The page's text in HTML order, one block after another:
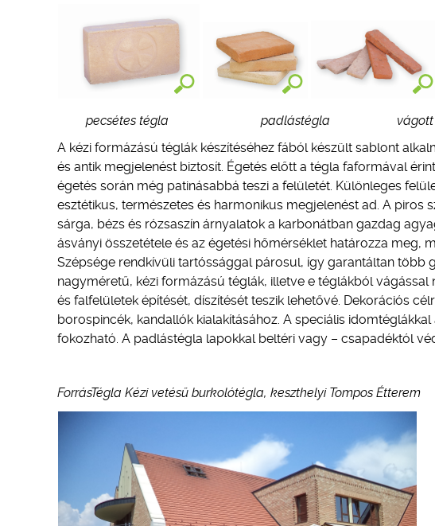
pecsétes tégla padlástégla vágott
A kézi formázású téglák készítéséhez fából készült sablont
és antik megjelenést biztosít. Égetés előtt a tégla faformával
égetés során még patinásabbá teszi a felületét. Különleges
esztétikus, természetes és harmonikus megjelenést ad. A piros
sárga, bézs és rózsaszín árnyalatok a karbonátban gazdag
ásványi összetétele és az égetési hőmérséklet határozza meg,
Szépsége rendkívüli tartóssággal párosul, így garantáltan több
nagyméretű, kézi formázású téglák, illetve e téglákból
és falfelületek építését, díszítését teszik lehetővé. Dekorációs
borospincék, kandallók kialakításához. A speciális
fokozható. A padlástégla lapokkal beltéri vagy – csapadéktól
ForrásTégla Kézi vetésű burkolótégla, keszthelyi Tompos Étterem